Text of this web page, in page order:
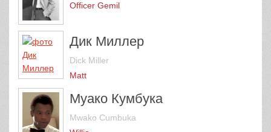
Officer Gemil
Дик Миллер
Dick Miller
Matt
Муако Кумбука
Mwako Cumbuka